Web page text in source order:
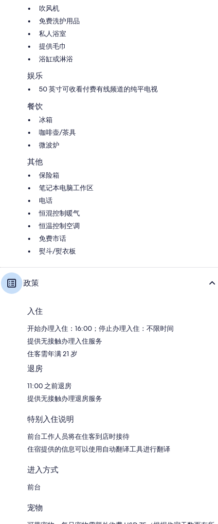
吹风机
免费洗护用品
私人浴室
提供毛巾
浴缸或淋浴
娱乐
50 英寸可收看付费有线频道的纯平电视
餐饮
冰箱
咖啡壶/茶具
微波炉
其他
保险箱
笔记本电脑工作区
电话
恒混控制暖气
恒温控制空调
免费市话
熨斗/熨衣板
政策
入住
开始办理入住：16:00；停止办理入住：不限时间
提供无接触办理入住服务
住客需年满 21 岁
退房
11:00 之前退房
提供无接触办理退房服务
特别入住说明
前台工作人员将在住客到店时接待
住宿提供的信息可以使用自动翻译工具进行翻译
进入方式
前台
宠物